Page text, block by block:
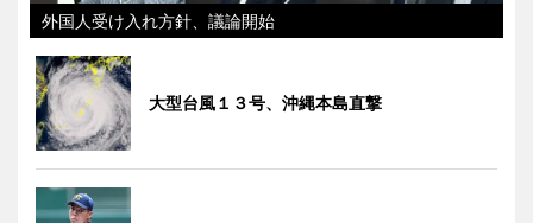
外国人受け入れ方針、議論開始
大型台風１３号、沖縄本島直撃